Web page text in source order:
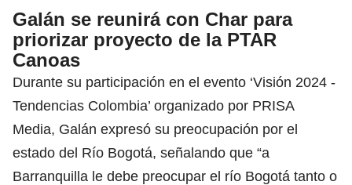
Galán se reunirá con Char para
priorizar proyecto de la PTAR
Canoas
Durante su participación en el evento ‘Visión 2024 -
Tendencias Colombia’ organizado por PRISA
Media, Galán expresó su preocupación por el
estado del Río Bogotá, señalando que “a
Barranquilla le debe preocupar el río Bogotá tanto o